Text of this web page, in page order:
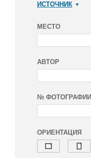
ИСТОЧНИК
МЕСТО
АВТОР
№ ФОТОГРАФИИ
ОРИЕНТАЦИЯ